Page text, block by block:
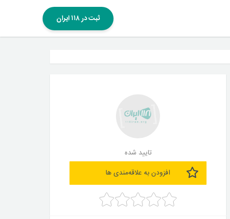
ثبت در ۱۱۸ ایران
تایید شده
افزودن به علاقه‌مندی ها